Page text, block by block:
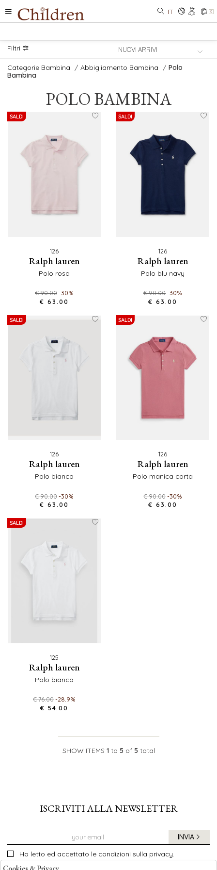
IT 0
Filtri
Categorie Bambina / Abbigliamento Bambina / Polo
Bambina
POLO BAMBINA
SALDI
126
ralph lauren
polo rosa
€ 90.00-30%
€ 63.00
SALDI
126
ralph lauren
polo blu navy
€ 90.00-30%
€ 63.00
SALDI
126
ralph lauren
polo bianca
€ 90.00-30%
€ 63.00
SALDI
126
ralph lauren
polo manica corta
€ 90.00-30%
€ 63.00
SALDI
125
ralph lauren
polo bianca
€ 76.00-28.9%
€ 54.00
SHOW ITEMS 1 to 5 of 5 total
ISCRIVITI ALLA NEWSLETTER
Ho letto ed accettato le condizioni sulla privacy.
INVIA